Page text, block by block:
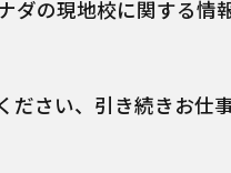
ダの現地校に関する情
ださい、引き続きお仕